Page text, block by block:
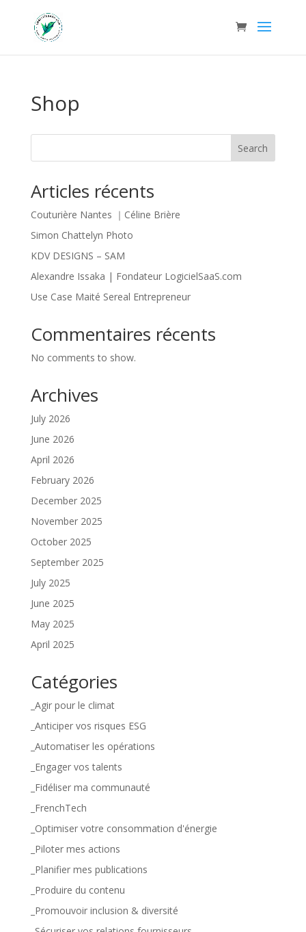
Shop
Search
Articles récents
Couturière Nantes ｜Céline Brière
Simon Chattelyn Photo
KDV DESIGNS – SAM
Alexandre Issaka | Fondateur LogicielSaaS.com
Use Case Maité Sereal Entrepreneur
Commentaires récents
No comments to show.
Archives
July 2026
June 2026
April 2026
February 2026
December 2025
November 2025
October 2025
September 2025
July 2025
June 2025
May 2025
April 2025
Catégories
_Agir pour le climat
_Anticiper vos risques ESG
_Automatiser les opérations
_Engager vos talents
_Fidéliser ma communauté
_FrenchTech
_Optimiser votre consommation d'énergie
_Piloter mes actions
_Planifier mes publications
_Produire du contenu
_Promouvoir inclusion & diversité